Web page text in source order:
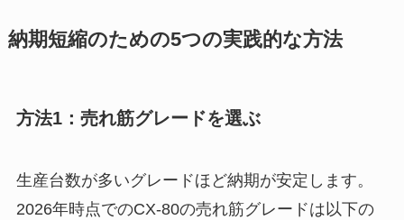
納期短縮のための5つの実践的な方法
方法1：売れ筋グレードを選ぶ
生産台数が多いグレードほど納期が安定します。
2026年時点でのCX-80の売れ筋グレードは以下の